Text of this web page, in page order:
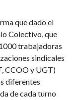
que dado el
Colectivo, que
trabajadoras
sindicales
CCOO y UGT)
diferentes
de cada turno